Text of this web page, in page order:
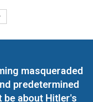
masqueraded
predetermined
be about Hitler's